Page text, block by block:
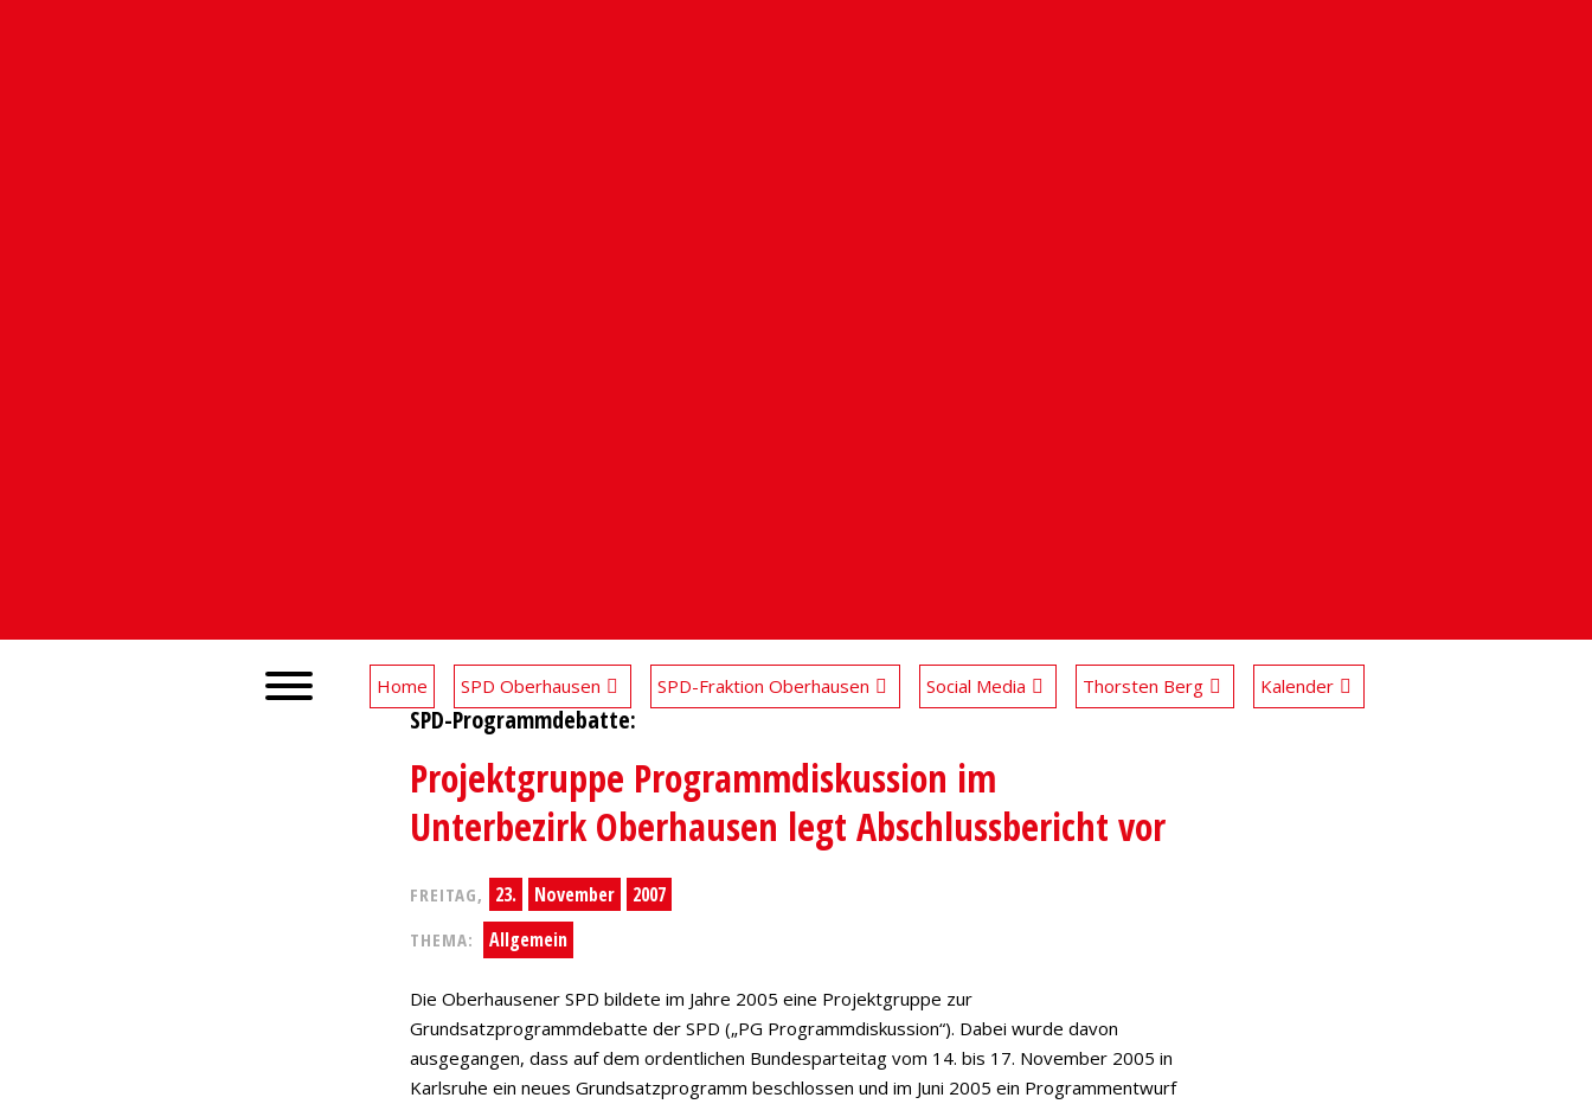
Home SPD Oberhausen SPD-Fraktion Oberhausen Social Media Thorsten Berg Kalender
SPD-Programmdebatte:
Projektgruppe Programmdiskussion im
Unterbezirk Oberhausen legt Abschlussbericht vor
FREITAG, 23. November 2007
THEMA: Allgemein
Die Oberhausener SPD bildete im Jahre 2005 eine Projektgruppe zur
Grundsatzprogrammdebatte der SPD („PG Programmdiskussion“). Dabei wurde davon
ausgegangen, dass auf dem ordentlichen Bundesparteitag vom 14. bis 17. November 2005 in
Karlsruhe ein neues Grundsatzprogramm beschlossen und im Juni 2005 ein Programmentwurf